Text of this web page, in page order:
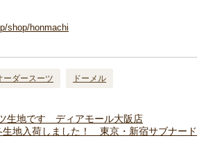
shop/honmachi
ーダースーツ ドーメル
生地です ディアモール大阪店
生地入荷しました！ 東京・新宿サブナード